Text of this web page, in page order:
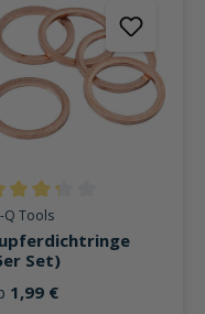
5 Sternen Bewertung
Q Tools
Set)
1,99 €